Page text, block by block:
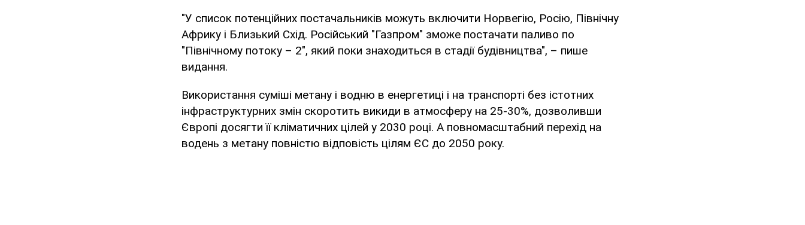
"У список потенційних постачальників можуть включити Норвегію, Росію, Північну
Африку і Близький Схід. Російський "Газпром" зможе постачати паливо по
"Північному потоку – 2", який поки знаходиться в стадії будівництва", – пише
видання.
Використання суміші метану і водню в енергетиці і на транспорті без істотних
інфраструктурних змін скоротить викиди в атмосферу на 25-30%, дозволивши
Європі досягти її кліматичних цілей у 2030 році. А повномасштабний перехід на
водень з метану повністю відповість цілям ЄС до 2050 року.